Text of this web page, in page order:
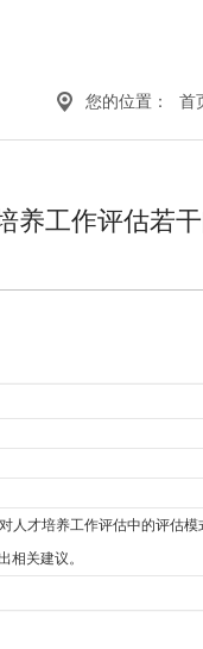
您的位置： 首
养工作评估若
人才培养工作评估中的评估
相关建议。